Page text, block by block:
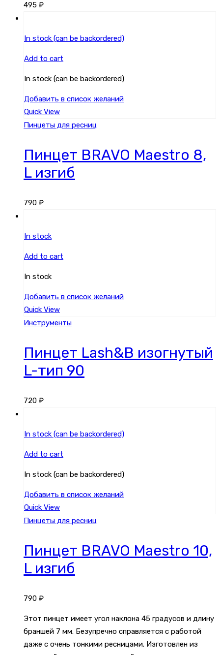
495 ₽
In stock (can be backordered)
Add to cart
In stock (can be backordered)
Добавить в список желаний
Quick View
Пинцеты для ресниц
Пинцет BRAVO Maestro 8,
L изгиб
790 ₽
In stock
Add to cart
In stock
Добавить в список желаний
Quick View
Инструменты
Пинцет Lash&B изогнутый
L-тип 90
720 ₽
In stock (can be backordered)
Add to cart
In stock (can be backordered)
Добавить в список желаний
Quick View
Пинцеты для ресниц
Пинцет BRAVO Maestro 10,
L изгиб
790 ₽
Этот пинцет имеет угол наклона 45 градусов и длину
браншей 7 мм. Безупречно справляется с работой
даже с очень тонкими ресницами. Изготовлен из